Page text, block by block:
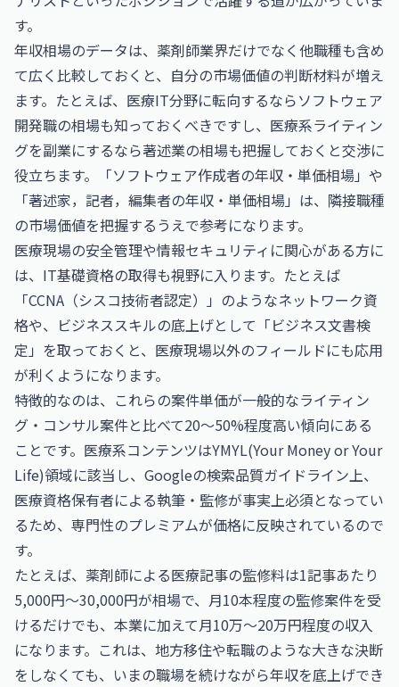
す。
年収相場のデータは、薬剤師業界だけでなく他職種も含め
て広く比較しておくと、自分の市場価値の判断材料が増え
ます。たとえば、医療IT分野に転向するならソフトウェア
開発職の相場も知っておくべきですし、医療系ライティン
グを副業にするなら著述業の相場も把握しておくと交渉に
役立ちます。「ソフトウェア作成者の年収・単価相場 」や
「著述家，記者，編集者の年収・単価相場 」は、隣接職種
の市場価値を把握するうえで参考になります。
医療現場の安全管理や情報セキュリティに関心がある方に
は、IT基礎資格の取得も視野に入ります。たとえば
「CCNA（シスコ技術者認定）
」のようなネットワーク資
格や、ビジネススキルの底上げとして「ビジネス文書検
定 」を取っておくと、医療現場以外のフィールドにも応用
が利くようになります。
特徴的なのは、これらの案件単価が一般的なライティン
グ・コンサル案件と比べて20〜50%程度高い傾向にある
ことです。医療系コンテンツはYMYL(Your Money or Your
Life)領域に該当し、Googleの検索品質ガイドライン上、
医療資格保有者による執筆・監修が事実上必須となってい
るため、専門性のプレミアムが価格に反映されているので
す。
たとえば、薬剤師による医療記事の監修料は1記事あたり
5,000円〜30,000円が相場で、月10本程度の監修案件を受
けるだけでも、本業に加えて月10万〜20万円程度の収入
になります。これは、地方移住や転職のような大きな決断
をしなくても、いまの職場を続けながら年収を底上げでき